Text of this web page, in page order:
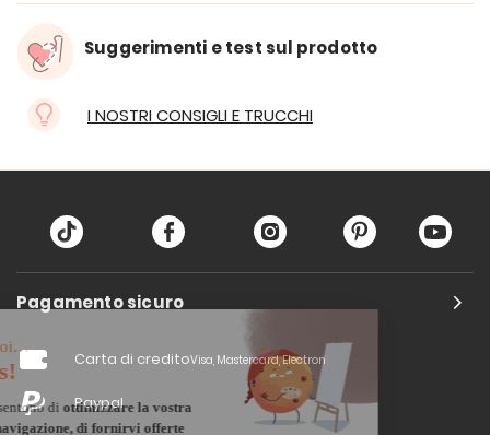
Suggerimenti e test sul prodotto
I NOSTRI CONSIGLI E TRUCCHI
Pagamento sicuro
Carta di creditoVisa, Mastercard, Electron
Paypal